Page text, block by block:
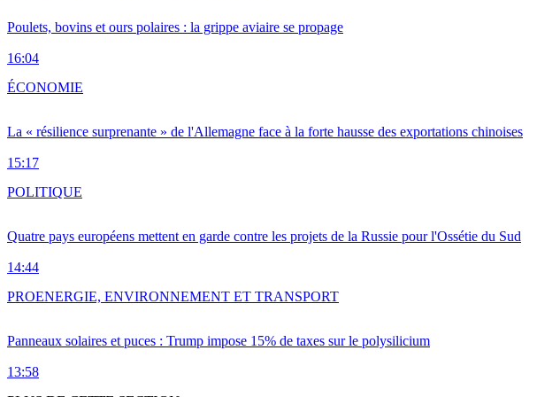
Poulets, bovins et ours polaires : la grippe aviaire se propage
16:04
La « résilience surprenante » de l'Allemagne face à la forte hausse des exportations chinoises
15:17
ÉCONOMIE
Quatre pays européens mettent en garde contre les projets de la Russie pour l'Ossétie du Sud
14:44
POLITIQUE
Panneaux solaires et puces : Trump impose 15% de taxes sur le polysilicium
13:58
PROENERGIE, ENVIRONNEMENT ET TRANSPORT